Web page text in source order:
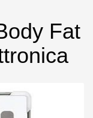
Fat